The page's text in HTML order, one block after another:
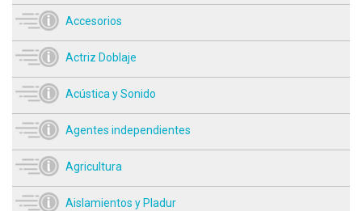
Accesorios
Actriz Doblaje
Acústica y Sonido
Agentes independientes
Agricultura
Aislamientos y Pladur